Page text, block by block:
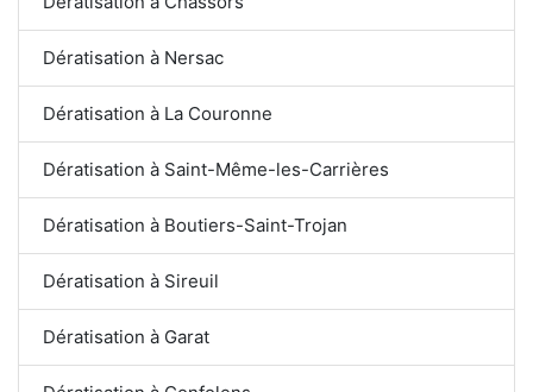
Dératisation à Nersac
Dératisation à La Couronne
Dératisation à Saint-Même-les-Carrières
Dératisation à Boutiers-Saint-Trojan
Dératisation à Sireuil
Dératisation à Garat